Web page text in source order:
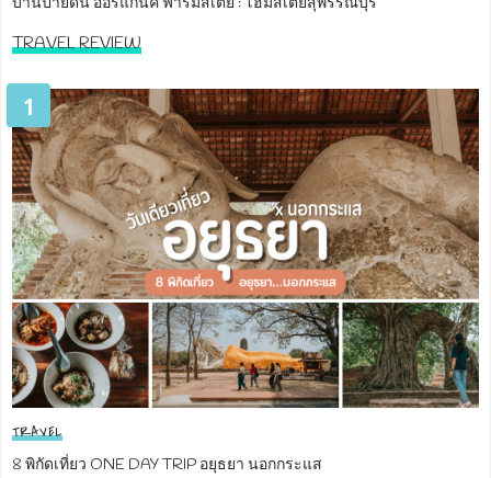
TRAVEL REVIEW
1
TRAVEL
8 พิกัดเที่ยว ONE DAY TRIP อยุธยา นอกกระแส